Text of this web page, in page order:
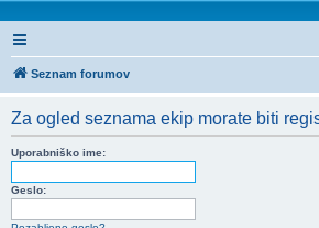
Seznam forumov
Za ogled seznama ekip morate biti
Uporabniško ime:
Geslo: